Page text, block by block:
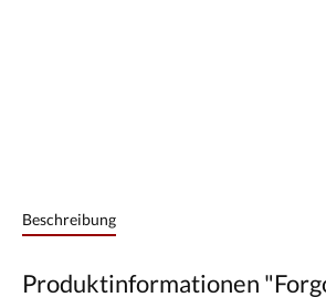
Beschreibung
Produktinformationen